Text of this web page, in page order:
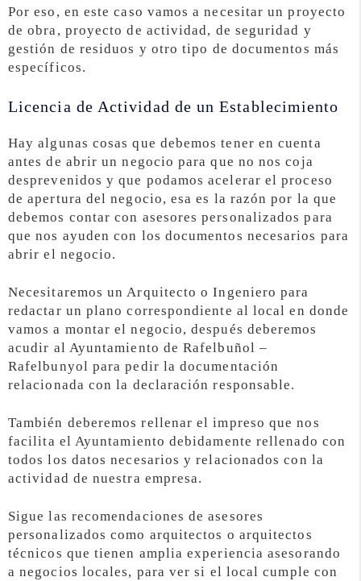
Por eso, en este caso vamos a necesitar un proyecto
de obra, proyecto de actividad, de seguridad y
gestión de residuos y otro tipo de documentos más
específicos.
Licencia de Actividad de un Establecimiento
Hay algunas cosas que debemos tener en cuenta
antes de abrir un negocio para que no nos coja
desprevenidos y que podamos acelerar el proceso
de apertura del negocio, esa es la razón por la que
debemos contar con asesores personalizados para
que nos ayuden con los documentos necesarios para
abrir el negocio.
Necesitaremos un Arquitecto o Ingeniero para
redactar un plano correspondiente al local en donde
vamos a montar el negocio, después deberemos
acudir al Ayuntamiento de Rafelbuñol –
Rafelbunyol para pedir la documentación
relacionada con la declaración responsable.
También deberemos rellenar el impreso que nos
facilita el Ayuntamiento debidamente rellenado con
todos los datos necesarios y relacionados con la
actividad de nuestra empresa.
Sigue las recomendaciones de asesores
personalizados como arquitectos o arquitectos
técnicos que tienen amplia experiencia asesorando
a negocios locales, para ver si el local cumple con